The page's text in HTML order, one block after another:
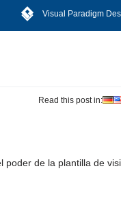
Visual Paradigm
Read this post in:
poder de la plantilla de